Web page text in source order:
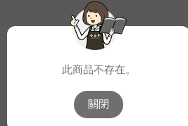
此商品不存在。
關閉